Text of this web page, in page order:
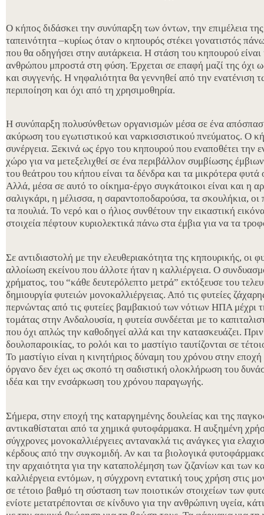
Ο κήπος διδάσκει την συνύπαρξη των όντων, την επιμέλεια
ταπεινότητα –κυρίως όταν ο κηπουρός στέκει γονατιστός
που θα οδηγήσει στην αυτάρκεια. Η στάση του κηπουρού
ανθρώπου μπροστά στη φύση. Έρχεται σε επαφή μαζί της όχι
και συγγενής. Η νηφαλιότητα θα γεννηθεί από την ενατένιση
περιποίηση και όχι από τη χρησιμοθηρία.
Η συνύπαρξη πολυσύνθετων οργανισμών μέσα σε ένα
ακύρωση του εγωτιστικού και ναρκισσιστικού πνεύματος. Ο
συνέργεια. Ξεκινά ως έργο του κηπουρού που εναποθέτει την
χώρο για να μετεξελιχθεί σε ένα περιβάλλον συμβίωσης
του θεάτρου του κήπου είναι τα δένδρα και τα μικρότερα
Αλλά, μέσα σε αυτό το οίκημα-έργο συγκάτοικοι είναι και η
σαλιγκάρι, η μέλισσα, η σαραντοποδαρούσα, τα σκουλήκια, οι
τα πουλιά. Το νερό και ο ήλιος συνθέτουν την εικαστική
στοιχεία πέφτουν κυριολεκτικά πάνω στα έμβια για να τα
Σε αντιδιαστολή με την ελευθεριακότητα της κηπουρικής, οι
αλλοίωση εκείνου που άλλοτε ήταν η καλλιέργεια. Ο
χρήματος, του “κάθε δευτερόλεπτο μετρά” εκτόξευσε του
δημιουργία φυτειών μονοκαλλιέργειας. Από τις φυτείες
περνώντας από τις φυτείες βαμβακιού των νότιων ΗΠΑ μέχρι
τομάτας στην Ανδαλουσία, η φυτεία συνδέεται με το
που όχι απλώς την καθοδηγεί αλλά και την κατασκευάζει.
δουλοπαροικίας, το ρολόι και το μαστίγιο ταυτίζονται σε
Το μαστίγιο είναι η κινητήριος δύναμη του χρόνου στην
όργανο δεν έχει ως σκοπό τη σαδιστική ολοκλήρωση του
ιδέα και την ενσάρκωση του χρόνου παραγωγής.
Σήμερα, στην εποχή της καταργημένης δουλείας και της
αντικαθίσταται από τα χημικά φυτοφάρμακα. Η αυξημένη
σύγχρονες μονοκαλλιέργειες αντανακλά τις ανάγκες για
κέρδους από την συγκομιδή. Αν και τα βιολογικά
την αρχαιότητα για την καταπολέμηση των ζιζανίων και των
καλλιέργεια εντόμων, η σύγχρονη εντατική τους χρήση στις
σε τέτοιο βαθμό τη σύσταση των ποιοτικών στοιχείων των
ενίοτε μετατρέπονται σε κίνδυνο για την ανθρώπινη υγεία,